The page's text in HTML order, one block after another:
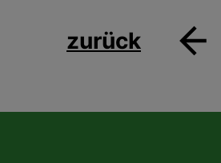
zurück